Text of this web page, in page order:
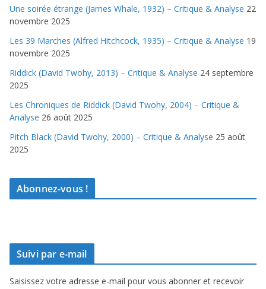
Une soirée étrange (James Whale, 1932) – Critique & Analyse 22
novembre 2025
Les 39 Marches (Alfred Hitchcock, 1935) – Critique & Analyse 19
novembre 2025
Riddick (David Twohy, 2013) – Critique & Analyse 24 septembre
2025
Les Chroniques de Riddick (David Twohy, 2004) – Critique &
Analyse 26 août 2025
Pitch Black (David Twohy, 2000) – Critique & Analyse 25 août
2025
Abonnez-vous !
Suivi par e-mail
Saisissez votre adresse e-mail pour vous abonner et recevoir